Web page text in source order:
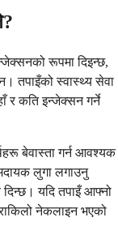
रूपमा दिइन्छ,
तपाइँको स्वास्थ्य सेवा
र कति इन्जेक्सन गर्ने
बेवास्ता गर्न आवश्यक
लुगा लगाउनु
यदि तपाइँ आफ्नो
नेकलाइन भएको